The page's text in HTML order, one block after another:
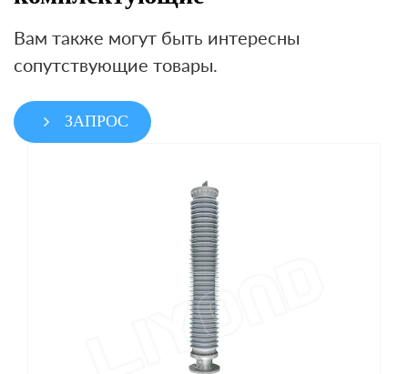
Вам также могут быть интересны
сопутствующие товары.
ЗАПРОС